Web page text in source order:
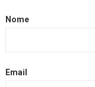
Nome
Email